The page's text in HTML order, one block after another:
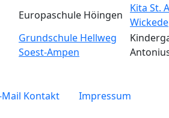
Europaschule Höingen
Kita St.
Wickede
Grundschule Hellweg
Soest-Ampen
Mail Kontakt
Impressum